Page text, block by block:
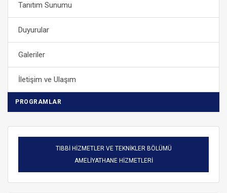
Tanıtım Sunumu
Duyurular
Galeriler
İletişim ve Ulaşım
PROGRAMLAR
TIBBİ HİZMETLER VE TEKNİKLER BÖLÜMÜ
AMELİYATHANE HİZMETLERİ